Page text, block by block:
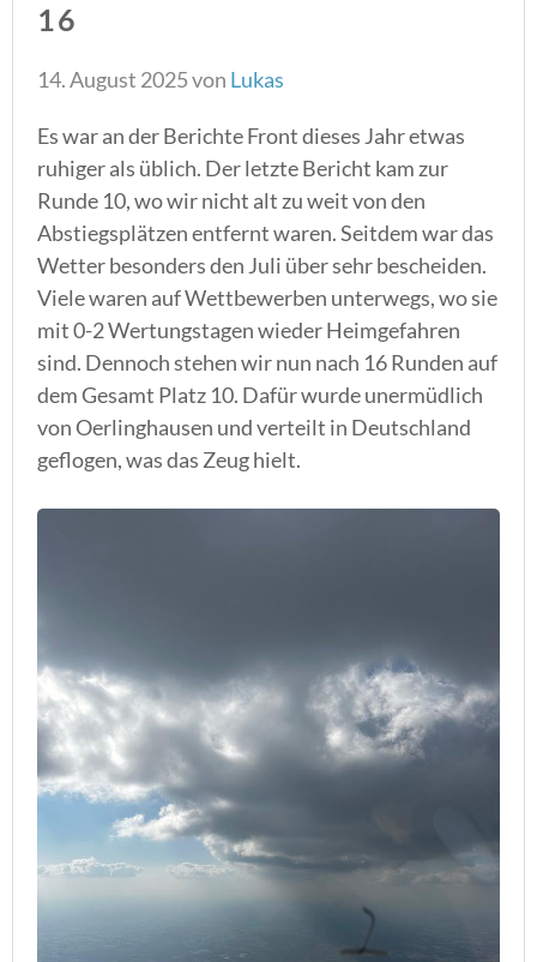
16
14. August 2025von Lukas
Es war an der Berichte Front dieses Jahr etwas
ruhiger als üblich. Der letzte Bericht kam zur
Runde 10, wo wir nicht alt zu weit von den
Abstiegsplätzen entfernt waren. Seitdem war das
Wetter besonders den Juli über sehr bescheiden.
Viele waren auf Wettbewerben unterwegs, wo sie
mit 0-2 Wertungstagen wieder Heimgefahren
sind. Dennoch stehen wir nun nach 16 Runden auf
dem Gesamt Platz 10. Dafür wurde unermüdlich
von Oerlinghausen und verteilt in Deutschland
geflogen, was das Zeug hielt.